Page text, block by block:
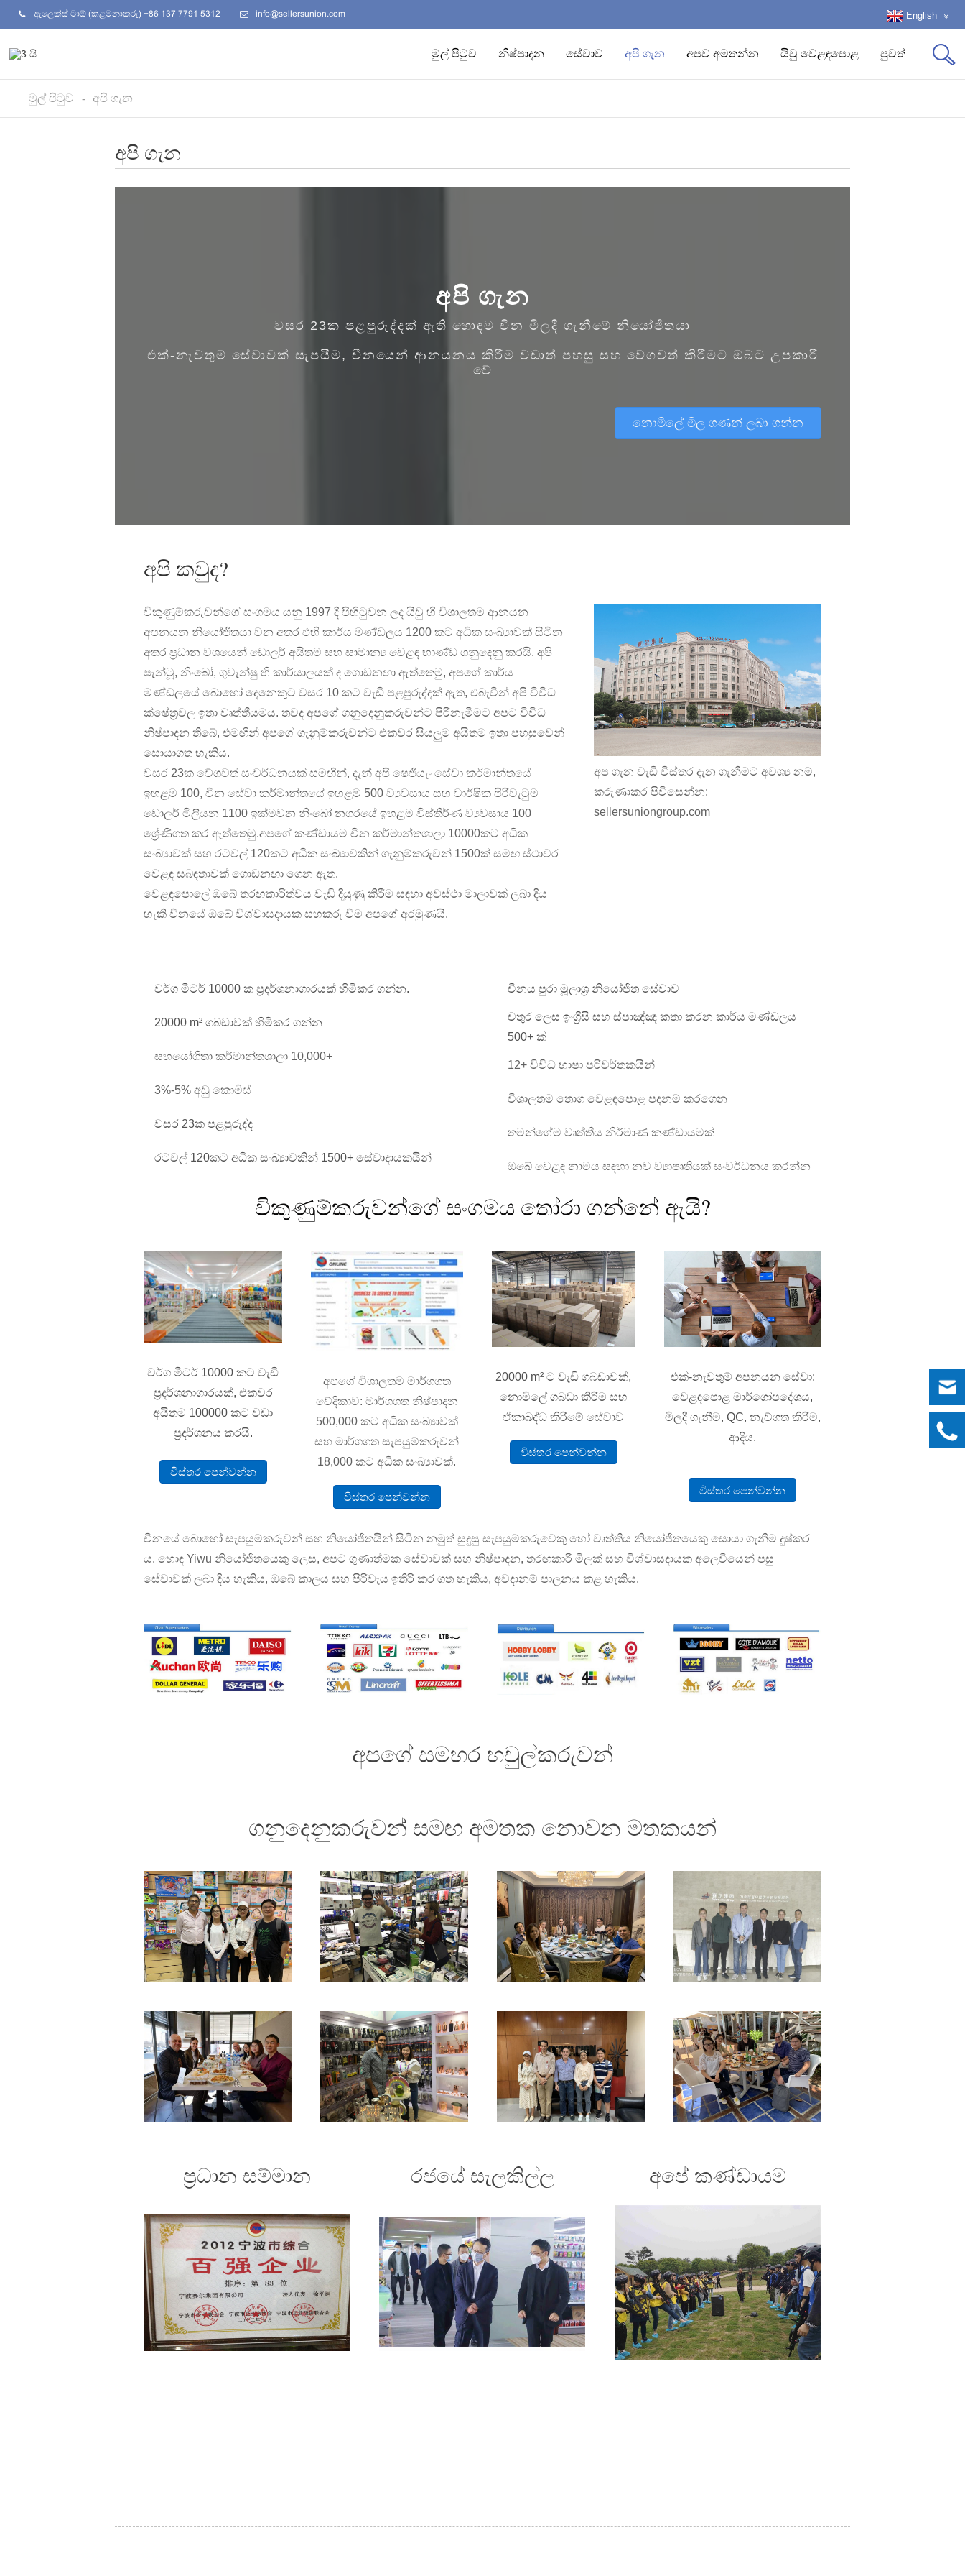
ඇලෙක්ස් ටාඕ (කළමනාකරු) +86 137 7791 5312 info@sellersunion.com English
මුල් පිටුව නිෂ්පාදන සේවාව අපි ගැන අපව අමතන්න යිවු වෙළඳපොළ පුවත්
මුල් පිටුව අපි ගැන
අපි ගැන
අපි ගැන
වසර 23ක පළපුරුද්දක් ඇති හොඳම චීන මිලදී ගැනීමේ නියෝජිතයා
එක්-නැවතුම් සේවාවක් සැපයීම, චීනයෙන් ආනයනය කිරීම වඩාත් පහසු සහ වේගවත් කිරීමට ඔබට උපකාරී
වේ
නොමිලේ මිල ගණන් ලබා ගන්න
අපි කවුද?
විකුණුම්කරුවන්ගේ සංගමය යනු 1997 දී පිහිටුවන ලද යිවු හි විශාලතම ආනයන
අපනයන නියෝජිතයා වන අතර එහි කාර්ය මණ්ඩලය 1200 කට අධික සංඛ්‍යාවක් සිටින
අතර ප්‍රධාන වශයෙන් ඩොලර් අයිතම සහ සාමාන්‍ය වෙළඳ භාණ්ඩ ගනුදෙනු කරයි. අපි
ෂැන්ටූ, නිංබෝ, ගුවැන්ෂු හි කාර්යාලයක් ද ගොඩනඟා ඇත්තෙමු, අපගේ කාර්ය
මණ්ඩලයේ බොහෝ දෙනෙකුට වසර 10 කට වැඩි පළපුරුද්දක් ඇත, එබැවින් අපි විවිධ
ක්ෂේත්‍රවල ඉතා වෘත්තීයමය. තවද අපගේ ගනුදෙනුකරුවන්ට පිරිනැමීමට අපට විවිධ
නිෂ්පාදන තිබේ, එමඟින් අපගේ ගැනුම්කරුවන්ට එකවර සියලුම අයිතම ඉතා පහසුවෙන්
සොයාගත හැකිය.
වසර 23ක වේගවත් සංවර්ධනයක් සමඟින්, දැන් අපි ෂෙජියැං සේවා කර්මාන්තයේ
ඉහළම 100, චීන සේවා කර්මාන්තයේ ඉහළම 500 ව්‍යවසාය සහ වාර්ෂික පිරිවැටුම
ඩොලර් මිලියන 1100 ඉක්මවන නිංබෝ නගරයේ ඉහළම විස්තීර්ණ ව්‍යවසාය 100
ශ්‍රේණිගත කර ඇත්තෙමු.අපගේ කණ්ඩායම චීන කර්මාන්තශාලා 10000කට අධික
සංඛ්‍යාවක් සහ රටවල් 120කට අධික සංඛ්‍යාවකින් ගැනුම්කරුවන් 1500ක් සමඟ ස්ථාවර
වෙළඳ සබඳතාවක් ගොඩනඟා ගෙන ඇත.
වෙළඳපොලේ ඔබේ තරඟකාරිත්වය වැඩි දියුණු කිරීම සඳහා අවස්ථා මාලාවක් ලබා දිය
හැකි චීනයේ ඔබේ විශ්වාසදායක සහකරු වීම අපගේ අරමුණයි.
අප ගැන වැඩි විස්තර දැන ගැනීමට අවශ්‍ය නම්,
කරුණාකර පිවිසෙන්න:
sellersuniongroup.com
වර්ග මීටර් 10000 ක ප්‍රදර්ශනාගාරයක් හිමිකර ගන්න.
20000 m² ගබඩාවක් හිමිකර ගන්න
සහයෝගිතා කර්මාන්තශාලා 10,000+
3%-5% අඩු කොමිස්
වසර 23ක පළපුරුද්ද
රටවල් 120කට අධික සංඛ්‍යාවකින් 1500+ සේවාදායකයින්
චීනය පුරා මූලාශ්‍ර නියෝජිත සේවාව
චතුර ලෙස ඉංග්‍රීසි සහ ස්පාඤ්ඤ කතා කරන කාර්ය මණ්ඩලය
500+ ක්
12+ විවිධ භාෂා පරිවර්තකයින්
විශාලතම තොග වෙළඳපොළ පදනම් කරගෙන
තමන්ගේම වෘත්තීය නිර්මාණ කණ්ඩායමක්
ඔබේ වෙළඳ නාමය සඳහා නව ව්‍යාපෘතියක් සංවර්ධනය කරන්න
විකුණුම්කරුවන්ගේ සංගමය තෝරා ගන්නේ ඇයි?
වර්ග මීටර් 10000 කට වැඩි
ප්‍රදර්ශනාගාරයක්, එකවර
අයිතම 100000 කට වඩා
ප්‍රදර්ශනය කරයි.
විස්තර පෙන්වන්න
අපගේ විශාලතම මාර්ගගත
වේදිකාව: මාර්ගගත නිෂ්පාදන
500,000 කට අධික සංඛ්‍යාවක්
සහ මාර්ගගත සැපයුම්කරුවන්
18,000 කට අධික සංඛ්‍යාවක්.
විස්තර පෙන්වන්න
20000 m² ට වැඩි ගබඩාවක්,
නොමිලේ ගබඩා කිරීම සහ
ඒකාබද්ධ කිරීමේ සේවාව
විස්තර පෙන්වන්න
එක්-නැවතුම් අපනයන සේවා:
වෙළඳපොළ මාර්ගෝපදේශය,
මිලදී ගැනීම, QC, නැව්ගත කිරීම,
ආදිය.
විස්තර පෙන්වන්න
චීනයේ බොහෝ සැපයුම්කරුවන් සහ නියෝජිතයින් සිටින නමුත් සුදුසු සැපයුම්කරුවෙකු හෝ වෘත්තීය නියෝජිතයෙකු සොයා ගැනීම දුෂ්කර
ය. හොඳ Yiwu නියෝජිතයෙකු ලෙස, අපට ගුණාත්මක සේවාවක් සහ නිෂ්පාදන, තරඟකාරී මිලක් සහ විශ්වාසදායක අලෙවියෙන් පසු
සේවාවක් ලබා දිය හැකිය, ඔබේ කාලය සහ පිරිවැය ඉතිරි කර ගත හැකිය, අවදානම් පාලනය කළ හැකිය.
අපගේ සමහර හවුල්කරුවන්
ගනුදෙනුකරුවන් සමඟ අමතක නොවන මතකයන්
ප්‍රධාන සම්මාන රජයේ සැලකිල්ල අපේ කණ්ඩායම